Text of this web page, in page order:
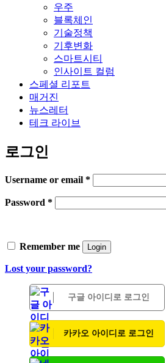
우주
블록체인
기술정책
기후변화
스마트시티
인사이트 컬럼
스페셜 리포트
매거진
뉴스레터
테크 라이브
로그인
Username or email *
Password *
Remember me Login
Lost your password?
구글 아이디로 로그인
카카오 아이디로 로그인